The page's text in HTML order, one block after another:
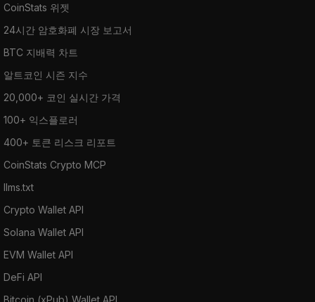
CoinStats 위젯
24시간 암호화폐 시장 보고서
BTC 지배력 차트
알트코인 시즌 지수
20,000+ 코인 실시간 가격
100+ 익스플로러
400+ 토큰 리스크 리포트
CoinStats Crypto MCP
llms.txt
Crypto Wallet API
Solana Wallet API
EVM Wallet API
DeFi API
Bitcoin (xPub) Wallet API